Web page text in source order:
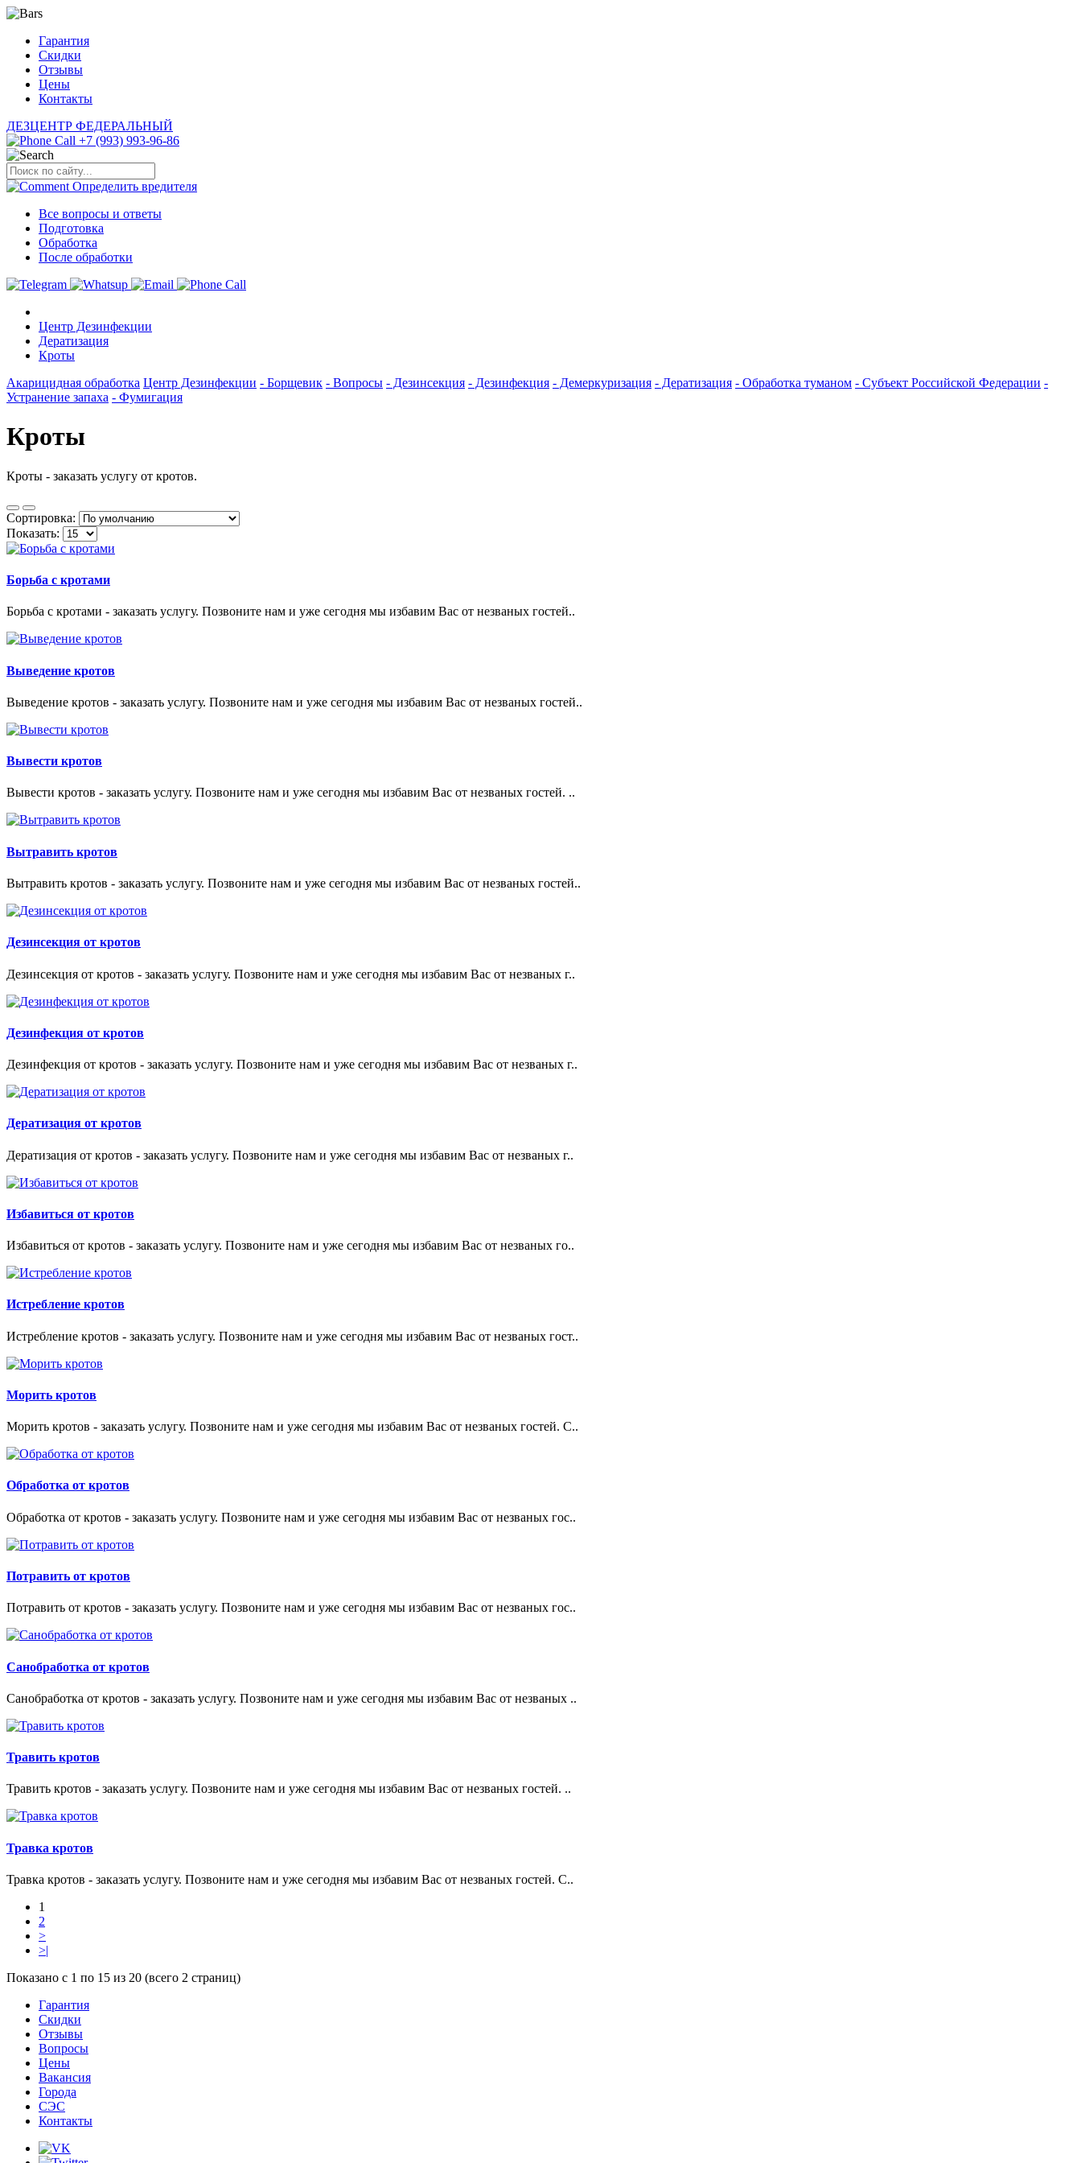
Гарантия
Скидки
Отзывы
Цены
Контакты
ДЕЗЦЕНТР ФЕДЕРАЛЬНЫЙ
+7 (993) 993-96-86
Определить вредителя
Все вопросы и ответы
Подготовка
Обработка
После обработки
Центр Дезинфекции
Дератизация
Кроты
Акарицидная обработка Центр Дезинфекции - Борщевик - Вопросы - Дезинсекция - Дезинфекция - Демеркуризация - Дератизация - Обработка туманом - Субъект Российской Федерации -
Устранение запаха - Фумигация
Кроты
Кроты - заказать услугу от кротов.
Сортировка:
Показать:
Борьба с кротами
Борьба с кротами - заказать услугу. Позвоните нам и уже сегодня мы избавим Вас от незваных гостей..
Выведение кротов
Выведение кротов - заказать услугу. Позвоните нам и уже сегодня мы избавим Вас от незваных гостей..
Вывести кротов
Вывести кротов - заказать услугу. Позвоните нам и уже сегодня мы избавим Вас от незваных гостей. ..
Вытравить кротов
Вытравить кротов - заказать услугу. Позвоните нам и уже сегодня мы избавим Вас от незваных гостей..
Дезинсекция от кротов
Дезинсекция от кротов - заказать услугу. Позвоните нам и уже сегодня мы избавим Вас от незваных г..
Дезинфекция от кротов
Дезинфекция от кротов - заказать услугу. Позвоните нам и уже сегодня мы избавим Вас от незваных г..
Дератизация от кротов
Дератизация от кротов - заказать услугу. Позвоните нам и уже сегодня мы избавим Вас от незваных г..
Избавиться от кротов
Избавиться от кротов - заказать услугу. Позвоните нам и уже сегодня мы избавим Вас от незваных го..
Истребление кротов
Истребление кротов - заказать услугу. Позвоните нам и уже сегодня мы избавим Вас от незваных гост..
Морить кротов
Морить кротов - заказать услугу. Позвоните нам и уже сегодня мы избавим Вас от незваных гостей. С..
Обработка от кротов
Обработка от кротов - заказать услугу. Позвоните нам и уже сегодня мы избавим Вас от незваных гос..
Потравить от кротов
Потравить от кротов - заказать услугу. Позвоните нам и уже сегодня мы избавим Вас от незваных гос..
Санобработка от кротов
Санобработка от кротов - заказать услугу. Позвоните нам и уже сегодня мы избавим Вас от незваных ..
Травить кротов
Травить кротов - заказать услугу. Позвоните нам и уже сегодня мы избавим Вас от незваных гостей. ..
Травка кротов
Травка кротов - заказать услугу. Позвоните нам и уже сегодня мы избавим Вас от незваных гостей. С..
1
2
>
>|
Показано с 1 по 15 из 20 (всего 2 страниц)
Гарантия
Скидки
Отзывы
Вопросы
Цены
Вакансия
Города
СЭС
Контакты